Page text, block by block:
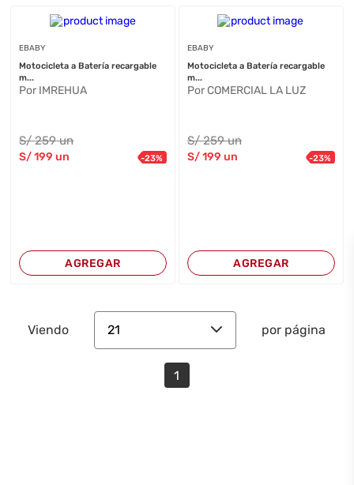
EBABY
Motocicleta a Batería recargable
m...
Por IMREHUA
S/259 un
S/199 un -23%
AGREGAR
EBABY
Motocicleta a Batería recargable
m...
Por COMERCIAL LA LUZ
S/259 un
S/199 un -23%
AGREGAR
Viendo 21 por página
1